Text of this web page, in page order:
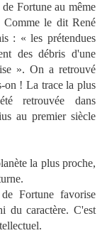
Fortune au même
le dit René
: « les prétendues
des débris d'une
». On a retrouvé
on ! La trace la plus
retrouvée dans
au premier siècle
la plus proche,
Fortune favorise
du caractère. C'est